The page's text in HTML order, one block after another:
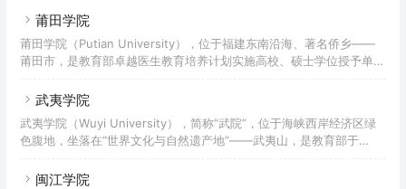
干部学院、福建省政法管理干部学院、福建金融职业技术学院合并组
规划面积1388.4亩；设有13个二级学院和2个教学部，44个本科专
业；有专任教师总数822人，全日制本科在校生近1.5万人。2022年5
莆田学院
莆田学院（Putian University），位于福建东南沿海、著名侨乡——
莆田市，是教育部卓越医生教育培养计划实施高校、硕士学位授予单
政府领导和管理，是国家体育总局妈祖民俗体育文化研究基地、全国台
究基地，是福建省妈祖文化研究会会长单位。学校办学历史可追溯到
1898年创办的兴化圣教医院附设护士训练班。2002年3月，学校由原
武夷学院
武夷学院（Wuyi University），简称“武院”，位于海峡西岸经济区绿
色腹地，坐落在“世界文化与自然遗产地”——武夷山，是教育部于
创新创业教育改革示范高校，福建省示范性应用型本科高校。学校前身
闽江学院